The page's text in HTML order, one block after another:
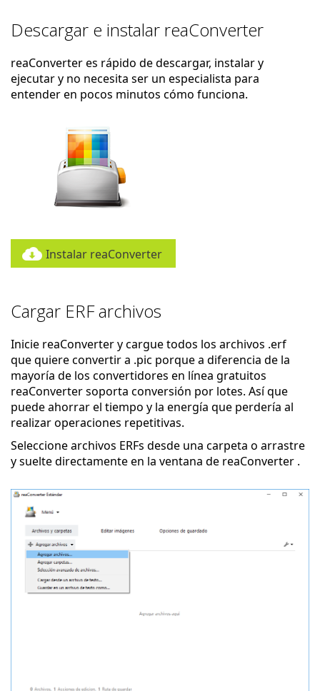
Descargar e instalar reaConverter
reaConverter es rápido de descargar, instalar y
ejecutar y no necesita ser un especialista para
entender en pocos minutos cómo funciona.
Instalar reaConverter
Cargar ERF archivos
Inicie reaConverter y cargue todos los archivos .erf
que quiere convertir a .pic porque a diferencia de la
mayoría de los convertidores en línea gratuitos
reaConverter soporta conversión por lotes. Así que
puede ahorrar el tiempo y la energía que perdería al
realizar operaciones repetitivas.
Seleccione archivos ERFs desde una carpeta o arrastre
y suelte directamente en la ventana de reaConverter .